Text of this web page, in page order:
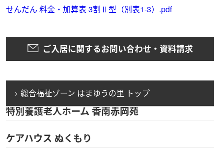
総合福祉ゾーン はまゆうの里 トップ
特別養護老人ホーム 香南赤岡苑
ケアハウス ぬくもり
せんだん 料金・加算表 3割Ⅱ型（別表1-3）.pdf
ご入居に関するお問い合わせ・資料請求